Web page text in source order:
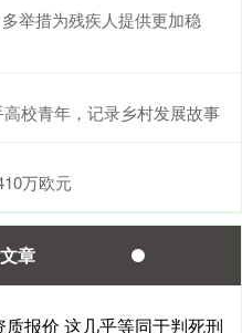
+43.13 +0.93%
举措为残疾人提供更加稳
校青年，记录乡村发展故事
万欧元
章
报价 这几乎等同于判死刑